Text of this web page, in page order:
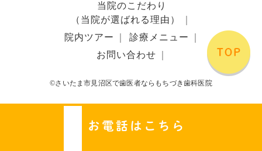
当院のこだわり
（当院が選ばれる理由）
院内ツアー
診療メニュー
お問い合わせ
©さいたま市見沼区で歯医者ならもちづき歯科医院
お電話はこちら